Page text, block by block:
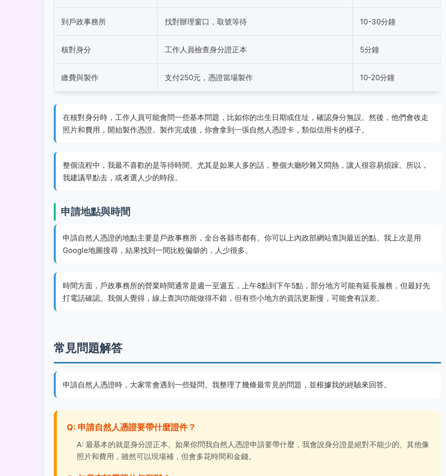
到戶政事務所 找對辦理窗口，取號等待 10-30分鐘
核對身分 工作人員檢查身分證正本 5分鐘
繳費與製作 支付250元，憑證當場製作 10-20分鐘
在核對身分時，工作人員可能會問一些基本問題，比如你的出生日期或住址，確認身分無誤。然後，他們會收走
照片和費用，開始製作憑證。製作完成後，你會拿到一張自然人憑證卡，類似信用卡的樣子。
整個流程中，我最不喜歡的是等待時間。尤其是如果人多的話，整個大廳吵雜又悶熱，讓人很容易煩躁。所以，
我建議早點去，或者選人少的時段。
申請地點與時間
申請自然人憑證的地點主要是戶政事務所，全台各縣市都有。你可以上內政部網站查詢最近的點。我上次是用
Google地圖搜尋，結果找到一間比較偏僻的，人少很多。
時間方面，戶政事務所的營業時間通常是週一至週五，上午8點到下午5點，部分地方可能有延長服務，但最好先
打電話確認。我個人覺得，線上查詢功能做得不錯，但有些小地方的資訊更新慢，可能會有誤差。
常見問題解答
申請自然人憑證時，大家常會遇到一些疑問。我整理了幾條最常見的問題，並根據我的經驗來回答。
Q: 申請自然人憑證要帶什麼證件？
A: 最基本的就是身分證正本。如果你問我自然人憑證申請要帶什麼，我會說身分證是絕對不能少的。其他像
照片和費用，雖然可以現場補，但會多花時間和金錢。